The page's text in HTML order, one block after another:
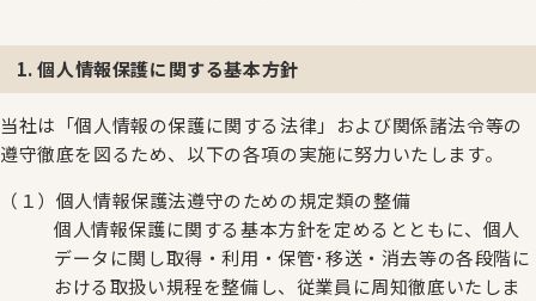
1. 個人情報保護に関する基本方針
当社は「個人情報の保護に関する法律」および関係諸法令等の
遵守徹底を図るため、以下の各項の実施に努力いたします。
（１）個人情報保護法遵守のための規定類の整備
個人情報保護に関する基本方針を定めるとともに、個人
データに関し取得・利用・保管･移送・消去等の各段階に
おける取扱い規程を整備し、従業員に周知徹底いたしま